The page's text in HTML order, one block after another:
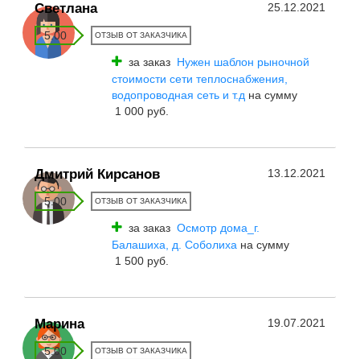
Светлана 25.12.2021
5.00 ОТЗЫВ ОТ ЗАКАЗЧИКА
за заказ Нужен шаблон рыночной
стоимости сети теплоснабжения,
водопроводная сеть и т.д на сумму
1 000 руб.
Дмитрий Кирсанов 13.12.2021
5.00 ОТЗЫВ ОТ ЗАКАЗЧИКА
за заказ Осмотр дома_г.
Балашиха, д. Соболиха на сумму
1 500 руб.
Марина 19.07.2021
5.00 ОТЗЫВ ОТ ЗАКАЗЧИКА